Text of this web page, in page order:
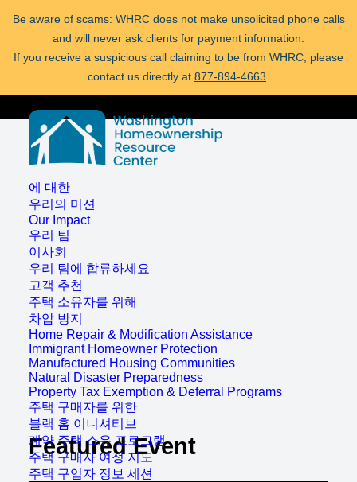
Be aware of scams: WHRC does not make unsolicited phone calls
and will never ask clients for payment information.
If you receive a suspicious call claiming to be from WHRC, please
contact us directly at 877-894-4663
압류를 당하고 계십니까? 도움을 받을 수 있습니다!
4663또는message us.
and will never ask clients for payment information.
If you receive a suspicious call claiming to be from WHRC, please
에 대한
우리의 미션
Our Impact
우리 팀
이사회
우리 팀에 합류하세요
고객 추천
주택 소유자를 위해
차압 방지
Home Repair & Modification Assistance
Immigrant Homeowner Protection
Manufactured Housing Communities
Natural Disaster Preparedness
Property Tax Exemption & Deferral Programs
주택 구매자를 위한
블랙 홈 이니셔티브
계약 주택 소유 프로그램
주택 구매자 여정 지도
주택 구입자 정보 세션
Featured Event